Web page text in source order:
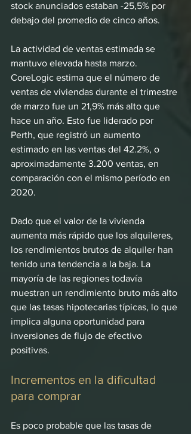
stock anunciados estaban -25,5% por
debajo del promedio de cinco años.
La actividad de ventas estimada se
mantuvo elevada hasta marzo.
CoreLogic estima que el número de
ventas de viviendas durante el trimestre
de marzo fue un 21,9% más alto que
hace un año. Esto fue liderado por
Perth, que registró un aumento
estimado en las ventas del 42.2%, o
aproximadamente 3.200 ventas, en
comparación con el mismo período en
2020.
Dado que el valor de la vivienda
aumenta más rápido que los alquileres,
los rendimientos brutos de alquiler han
tenido una tendencia a la baja. La
mayoría de las regiones todavía
muestran un rendimiento bruto más alto
que las tasas hipotecarias típicas, lo que
implica alguna oportunidad para
inversiones de flujo de efectivo
positivas.
Incrementos en la dificultad
para comprar
Es poco probable que las tasas de